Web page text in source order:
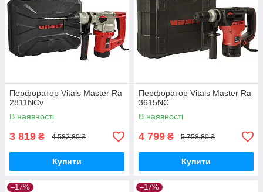
Перфоратор Vitals Master Ra
2811NCv
В наявності
3 819 ₴ 4 582,80 ₴
Купити
Перфоратор Vitals Master Ra
3615NC
В наявності
4 799 ₴ 5 758,80 ₴
Купити
–17% –17%